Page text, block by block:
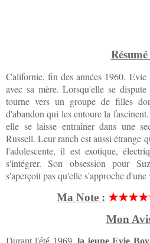
Californie, fin des années 1960.
avec sa mère. Lorsqu'elle se
tourne vers un groupe de filles
d'abandon qui les entoure la
elle se laisse entraîner dans une
Russell. Leur ranch est aussi étrange
l'adolescente, il est exotique,
s'intégrer. Son obsession pour
s'aperçoit pas qu'elle s'approche
Ma Note :
Mon
Durant l'été 1969, la jeune Evie